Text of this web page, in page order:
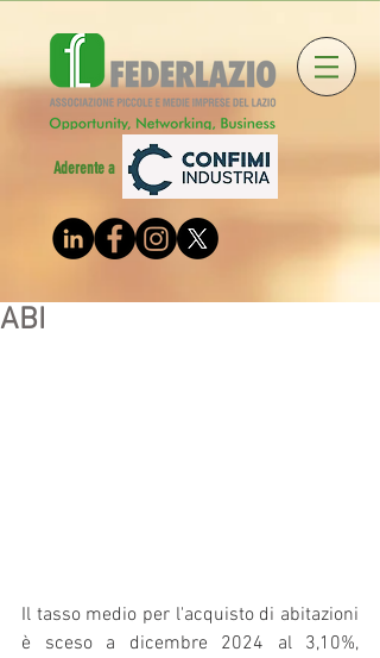
Aderente a
ABI
Il tasso medio per l'acquisto di abitazioni
è sceso a dicembre 2024 al 3,10%,